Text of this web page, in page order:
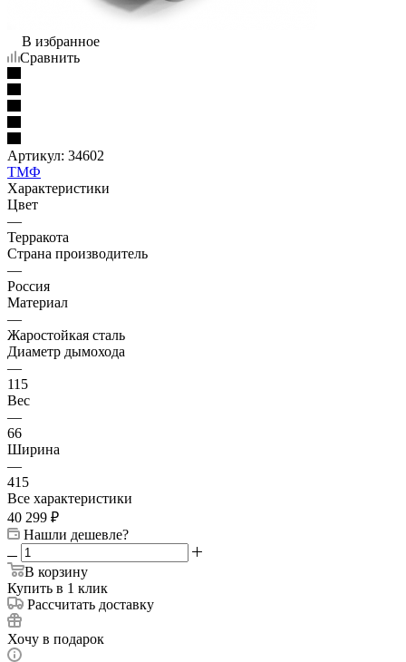
В избранное
Сравнить
Артикул: 34602
ТМФ
Характеристики
Цвет
—
Терракота
Страна производитель
—
Россия
Материал
—
Жаростойкая сталь
Диаметр дымохода
—
115
Вес
—
66
Ширина
—
415
Все характеристики
40 299 ₽
Нашли дешевле?
В корзину
Купить в 1 клик
Рассчитать доставку
Хочу в подарок